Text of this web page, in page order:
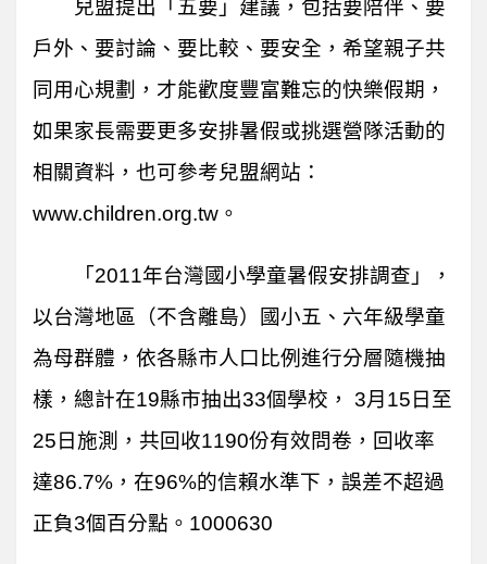
兒盟提出「五要」建議，包括要陪伴、要
戶外、要討論、要比較、要安全，希望親子共
同用心規劃，才能歡度豐富難忘的快樂假期，
如果家長需要更多安排暑假或挑選營隊活動的
相關資料，也可參考兒盟網站：
www.children.org.tw。
「2011年台灣國小學童暑假安排調查」，
以台灣地區（不含離島）國小五、六年級學童
為母群體，依各縣市人口比例進行分層隨機抽
樣，總計在19縣市抽出33個學校， 3月15日至
25日施測，共回收1190份有效問卷，回收率
達86.7%，在96%的信賴水準下，誤差不超過
正負3個百分點。1000630